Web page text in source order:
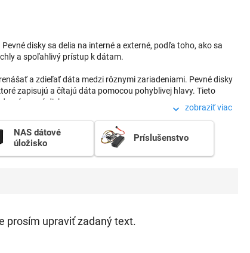
disky sa delia na interné a externé, podľa toho, ako sa
a spoľahlivý prístup k dátam.
a zdieľať dáta medzi rôznymi zariadeniami. Pevné disky
zapisujú a čítajú dáta pomocou pohyblivej hlavy. Tieto
pevné disky.
bez pohyblivých častí. Tieto pevné disky ponúkajú
tradičné pevné disky. Pri výbere pevného disku je potrebné
disk by mal spĺňať požiadavky používateľa na ukladanie a
zobraziť viac
NAS dátové
úložisko
Príslušenstvo
prosím upraviť zadaný text.